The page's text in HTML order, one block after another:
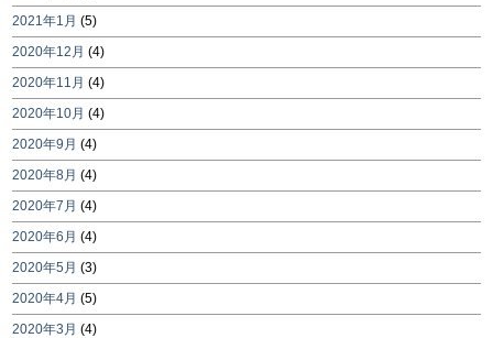
2021年1月 (5)
2020年12月 (4)
2020年11月 (4)
2020年10月 (4)
2020年9月 (4)
2020年8月 (4)
2020年7月 (4)
2020年6月 (4)
2020年5月 (3)
2020年4月 (5)
2020年3月 (4)